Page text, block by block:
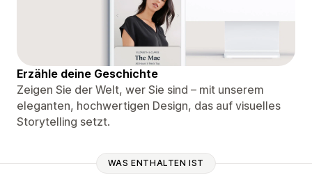
Erzähle deine Geschichte
Zeigen Sie der Welt, wer Sie sind – mit unserem
eleganten, hochwertigen Design, das auf visuelles
Storytelling setzt.
WAS ENTHALTEN IST